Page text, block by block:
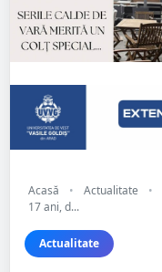
Acasă • Actualitate •
17 ani, d...
Actualitate